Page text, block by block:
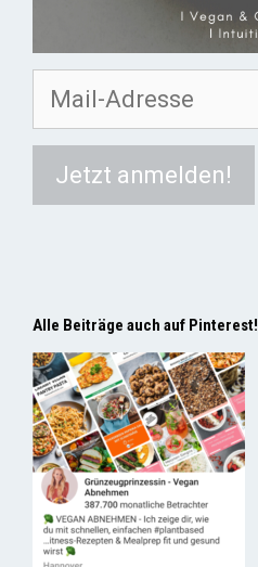
Alle Beiträge auch auf Pinterest!